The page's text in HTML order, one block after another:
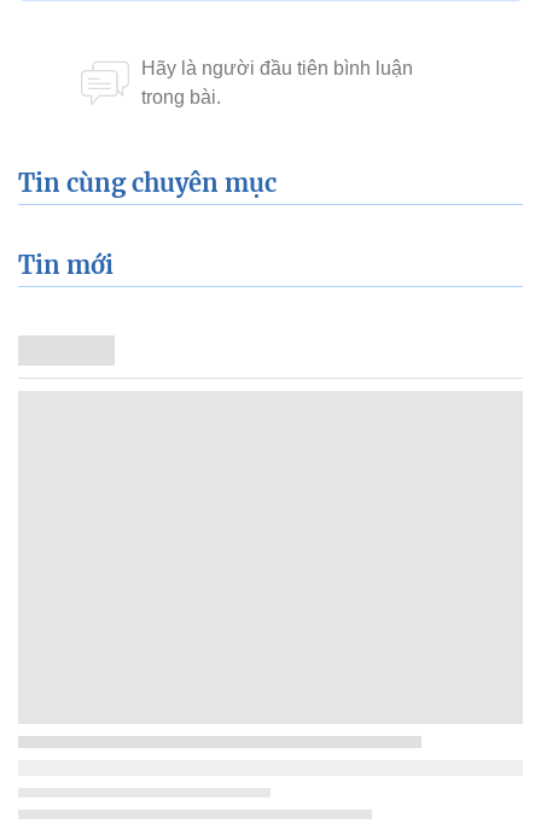
Tin cùng chuyên mục
Tin mới